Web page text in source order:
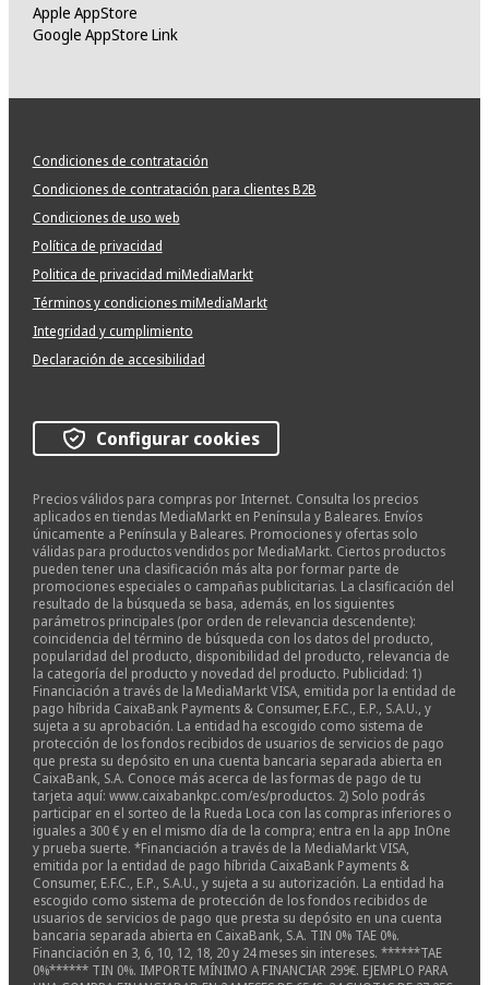
Apple AppStore
Google AppStore Link
Condiciones de contratación
Condiciones de contratación para clientes B2B
Condiciones de uso web
Política de privacidad
Politica de privacidad miMediaMarkt
Términos y condiciones miMediaMarkt
Integridad y cumplimiento
Declaración de accesibilidad
Configurar cookies
Precios válidos para compras por Internet. Consulta los precios
aplicados en tiendas MediaMarkt en Península y Baleares. Envíos
únicamente a Península y Baleares. Promociones y ofertas solo
válidas para productos vendidos por MediaMarkt. Ciertos productos
pueden tener una clasificación más alta por formar parte de
promociones especiales o campañas publicitarias. La clasificación del
resultado de la búsqueda se basa, además, en los siguientes
parámetros principales (por orden de relevancia descendente):
coincidencia del término de búsqueda con los datos del producto,
popularidad del producto, disponibilidad del producto, relevancia de
la categoría del producto y novedad del producto. Publicidad: 1)
Financiación a través de la MediaMarkt VISA, emitida por la entidad de
pago híbrida CaixaBank Payments & Consumer, E.F.C., E.P., S.A.U., y
sujeta a su aprobación. La entidad ha escogido como sistema de
protección de los fondos recibidos de usuarios de servicios de pago
que presta su depósito en una cuenta bancaria separada abierta en
CaixaBank, S.A. Conoce más acerca de las formas de pago de tu
tarjeta aquí: www.caixabankpc.com/es/productos. 2) Solo podrás
participar en el sorteo de la Rueda Loca con las compras inferiores o
iguales a 300 € y en el mismo día de la compra; entra en la app InOne
y prueba suerte. *Financiación a través de la MediaMarkt VISA,
emitida por la entidad de pago híbrida CaixaBank Payments &
Consumer, E.F.C., E.P., S.A.U., y sujeta a su autorización. La entidad ha
escogido como sistema de protección de los fondos recibidos de
usuarios de servicios de pago que presta su depósito en una cuenta
bancaria separada abierta en CaixaBank, S.A. TIN 0% TAE 0%.
Financiación en 3, 6, 10, 12, 18, 20 y 24 meses sin intereses. ******TAE
0%****** TIN 0%. IMPORTE MÍNIMO A FINANCIAR 299€. EJEMPLO PARA